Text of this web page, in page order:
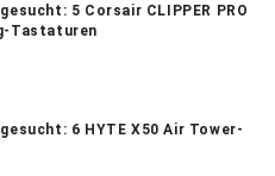
5 Corsair CLIPPER PRO
Tastaturen
6 HYTE X50 Air Tower-